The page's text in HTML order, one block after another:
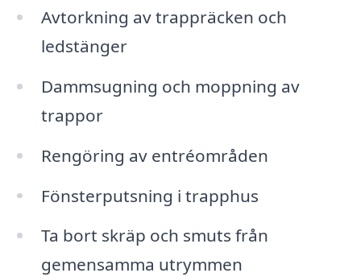
Avtorkning av trappräcken och
ledstänger
Dammsugning och moppning av
trappor
Rengöring av entréområden
Fönsterputsning i trapphus
Ta bort skräp och smuts från
gemensamma utrymmen